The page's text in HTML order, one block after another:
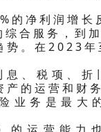
的净利润增长
合服务，到
势。在2023
息、税项、
产的运营和财
业务是最
运营能力